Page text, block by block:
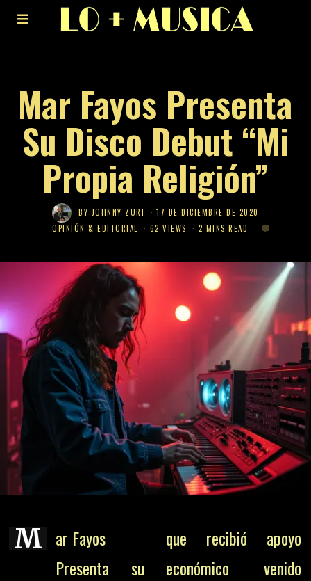
Mar Fayos Presenta
Su Disco Debut “Mi
Propia Religión”
BY JOHNNY ZURI
17 DE DICIEMBRE DE 2020
OPINIÓN & EDITORIAL
62 VIEWS 2 MINS READ
M ar Fayos
Presenta su
que recibió apoyo
económico venido